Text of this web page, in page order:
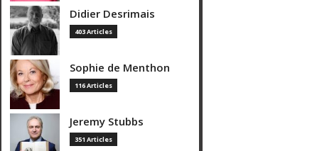
Didier Desrimais
403 Articles
Sophie de Menthon
116 Articles
Jeremy Stubbs
351 Articles